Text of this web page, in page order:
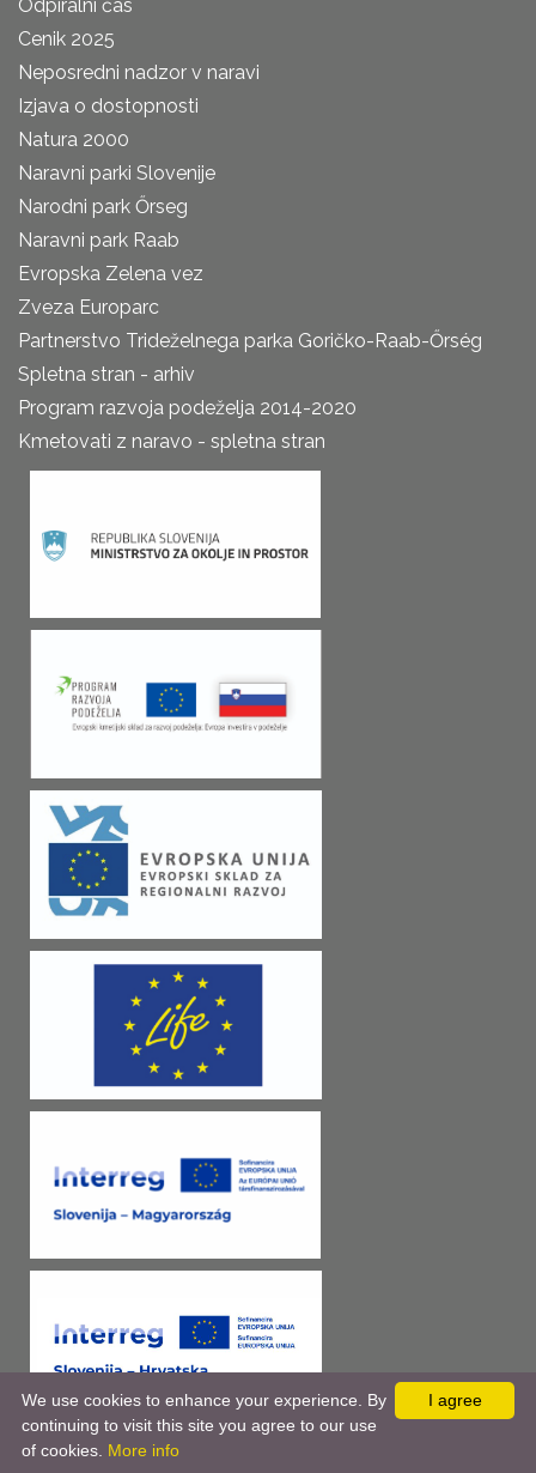
Odpiralni čas
Cenik 2025
Neposredni nadzor v naravi
Izjava o dostopnosti
Natura 2000
Naravni parki Slovenije
Narodni park Őrseg
Naravni park Raab
Evropska Zelena vez
Zveza Europarc
Partnerstvo Trideželnega parka Goričko-Raab-Őrség
Spletna stran - arhiv
Program razvoja podeželja 2014-2020
Kmetovati z naravo - spletna stran
I agree
We use cookies to enhance your experience. By
continuing to visit this site you agree to our use
of cookies. More info